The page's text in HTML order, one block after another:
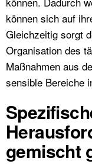
können sich auf
Gleichzeitig sorgt
Organisation des
Maßnahmen aus
sensible Bereiche
gemischt